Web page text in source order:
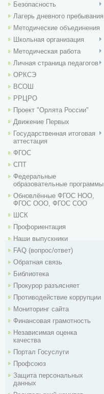
Безопасность
Лагерь дневного пребывания
Методические объединения
Школьная организация
Методическая работа
Личная страница педагогов
ОРКСЭ
ВСОШ
РРЦРО
Проект "Орлята России"
Движение Первых
Государственная итоговая
аттестация
ФГОС
СПТ
Федеральные
образовательные программы
Обновлённые ФГОС НОО,
ФГОС ООО, ФГОС СОО
ШСК
Профориентация
Наши выпускники
FAQ (вопрос/ответ)
Обратная связь
Библиотека
Прокурор разъясняет
Противодействие коррупции
Мониторинг сайта
Финансовая грамотность
Независимая оценка
качества
Портал Госуслуги
Профсоюз
Защита персональных
данных